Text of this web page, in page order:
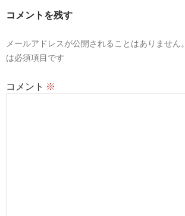
コメントを残す
メールアドレスが公開されることはありません。
は必須項目です
コメント ※